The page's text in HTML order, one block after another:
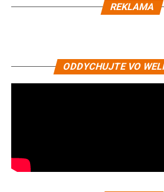
REKLAMA
ODDYCHUJTE VO